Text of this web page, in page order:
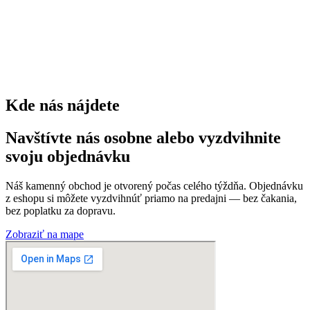
Kde nás nájdete
Navštívte nás osobne alebo vyzdvihnite
svoju objednávku
Náš kamenný obchod je otvorený počas celého týždňa. Objednávku
z eshopu si môžete vyzdvihnúť priamo na predajni — bez čakania,
bez poplatku za dopravu.
Zobraziť na mape